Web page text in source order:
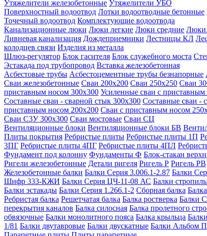
Утяжелители железобетонные Утяжелители УБО
Поверхностный водоотвод Лотки водоотводные бетонные
Точечный водоотвод Комплектующие водоотвода
Канализационные люки Люки легкие Люки средние Люки
Ливневая канализация Дождеприемники Лестницы КЛ
колодцев связи Изделия из металла
Шлюз-регулятор Блок гасителя Блок служебного моста
Эстакада под трубопровод Вставка железобетонная
Асбестовые трубы Асбестоцементные трубы безнапорные
Сваи железобетонные Сваи 200х200 Сваи 250х250 Сваи
приставным носом 300х300 Усиленные сваи с
Составные сваи - сварной стык 300х300 Составные сваи -
приставным носом 200х200 Сваи с приставным носом
Сваи С3У 300х300 Сваи мостовые Сваи СЦ
Вентиляционные блоки Вентиляционные блоки БВ
Плиты покрытия Ребристые плиты Ребристые плиты 1П
3ПГ Ребристые плиты 4ПГ Ребристые плиты 4ПЛ
Фундамент под колонну Фундаменты Ф Блок-стакан
Ригели железобетонные Детали ригеля Ригель Р Ригель РВ
Железобетонные балки Балки Серия 3.006.1-2.87 Балки
Шифр 333-КЖИ Балки Серия ЦЧ-11-08 АС Балки
Балки эстакады Балки Серия 1.266.1-2 Сборная балка
Ребристая балка Решетчатая балка Балка ростверка Балки
перекрытия каналов Балка силосная Балка пролетного
обвязочные Балки монолитного пояса Балка крыльца
1/81 Балки двутавровые Балки двускатные Балки Альбом